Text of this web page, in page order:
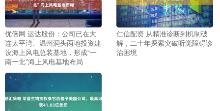
优倍网 运达股份：公司已在大
连太平湾、温州洞头两地投资建
设海上风电总装基地，形成“一
南一北”海上风电基地布局
仁信配资 从精准诊断到机制破
解，二十年探索突破听觉障碍诊
治困境